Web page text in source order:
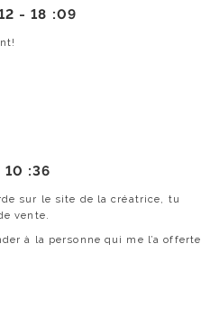
-18 :09
10 :36
sur le site de la créatrice, tu
vente.
à la personne qui me l’a offerte